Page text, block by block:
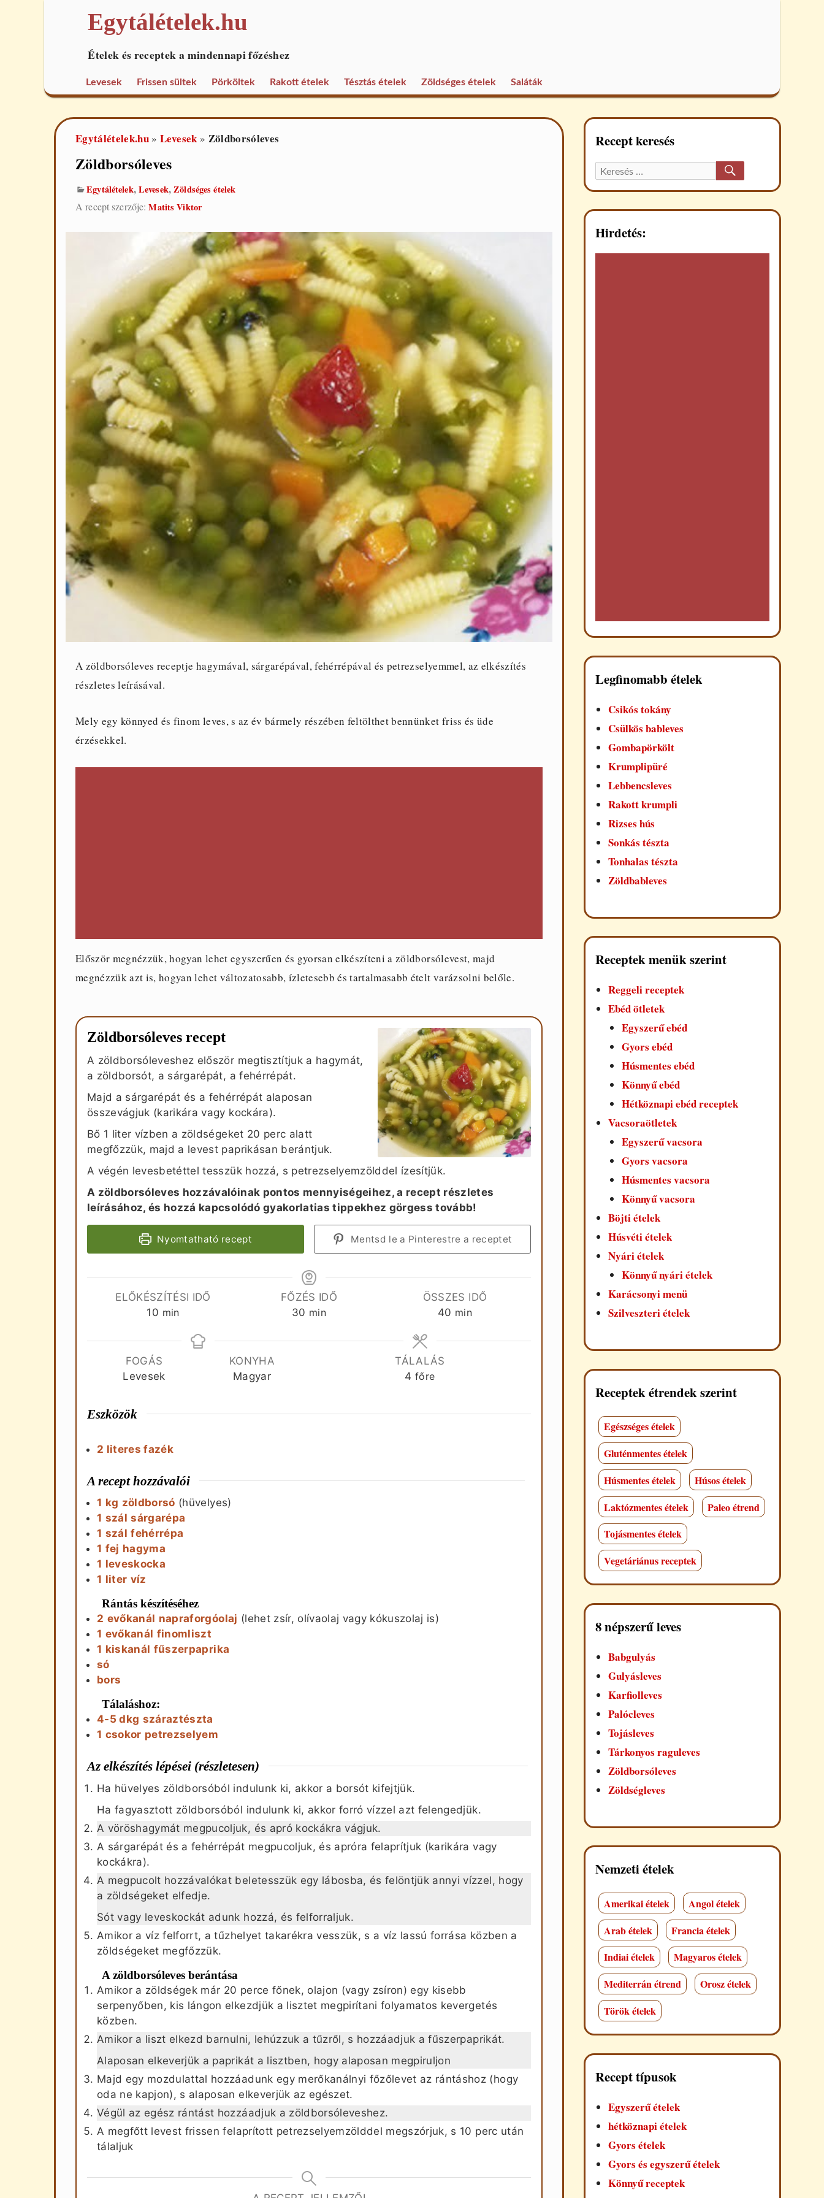
Egytálételek.hu
Ételek és receptek a mindennapi főzéshez
Levesek Frissen sültek Pörköltek Rakott ételek Tésztás ételek Zöldséges ételek Saláták
Egytálételek.hu »Levesek» Zöldborsóleves
Zöldborsóleves
Egytálételek,Levesek,Zöldséges ételek
A recept szerzője:Matits Viktor
A zöldborsóleves receptje hagymával, sárgarépával, fehérrépával és petrezselyemmel, az elkészítés
részletes leírásával.
Mely egy könnyed és finom leves, s az év bármely részében feltölthet bennünket friss és üde
érzésekkel.
Először megnézzük, hogyan lehet egyszerűen és gyorsan elkészíteni a zöldborsólevest, majd
megnézzük azt is, hogyan lehet változatosabb, ízletesebb és tartalmasabb ételt varázsolni belőle.
Zöldborsóleves recept
A zöldborsóleveshez először megtisztítjuk a hagymát,
a zöldborsót, a sárgarépát, a fehérrépát.
Majd a sárgarépát és a fehérrépát alaposan
összevágjuk (karikára vagy kockára).
Bő 1 liter vízben a zöldségeket 20 perc alatt
megfőzzük, majd a levest paprikásan berántjuk.
A végén levesbetéttel tesszük hozzá, s petrezselyemzölddel ízesítjük.
A zöldborsóleves hozzávalóinak pontos mennyiségeihez, a recept részletes
leírásához, és hozzá kapcsolódó gyakorlatias tippekhez görgess tovább!
Nyomtatható recept Mentsd le a Pinterestre a receptet
ELŐKÉSZÍTÉSI IDŐ
10 perc
min
FŐZÉS IDŐ
30 perc
min
ÖSSZES IDŐ
40 perc
min
FOGÁS
Levesek
KONYHA
Magyar
TÁLALÁS
4 főre
Eszközök
2 literes fazék
A recept hozzávalói
1 kg zöldborsó (hüvelyes)
1 szál sárgarépa
1 szál fehérrépa
1 fej hagyma
1 leveskocka
1 liter víz
Rántás készítéséhez
2 evőkanál napraforgóolaj (lehet zsír, olívaolaj vagy kókuszolaj is)
1 evőkanál finomliszt
1 kiskanál fűszerpaprika
só
bors
Tálaláshoz:
4-5dkg száraztészta
1 csokor petrezselyem
Az elkészítés lépései (részletesen)
Ha hüvelyes zöldborsóból indulunk ki, akkor a borsót kifejtjük.
Ha fagyasztott zöldborsóból indulunk ki, akkor forró vízzel azt felengedjük.
A vöröshagymát megpucoljuk, és apró kockákra vágjuk.
A sárgarépát és a fehérrépát megpucoljuk, és apróra felaprítjuk (karikára vagy
kockákra).
A megpucolt hozzávalókat beletesszük egy lábosba, és felöntjük annyi vízzel, hogy
a zöldségeket elfedje.
Sót vagy leveskockát adunk hozzá, és felforraljuk.
Amikor a víz felforrt, a tűzhelyet takarékra vesszük, s a víz lassú forrása közben a
zöldségeket megfőzzük.
A zöldborsóleves berántása
Amikor a zöldségek már 20 perce főnek, olajon (vagy zsíron) egy kisebb
serpenyőben, kis lángon elkezdjük a lisztet megpirítani folyamatos kevergetés
közben.
Amikor a liszt elkezd barnulni, lehúzzuk a tűzről, s hozzáadjuk a fűszerpaprikát.
Alaposan elkeverjük a paprikát a lisztben, hogy alaposan megpiruljon
Majd egy mozdulattal hozzáadunk egy merőkanálnyi főzőlevet az rántáshoz (hogy
oda ne kapjon), s alaposan elkeverjük az egészet.
Végül az egész rántást hozzáadjuk a zöldborsóleveshez.
A megfőtt levest frissen felaprított petrezselyemzölddel megszórjuk, s 10 perc után
tálaljuk
Recept keresés
Keresett
recept:
Hirdetés:
Legfinomabb ételek
Csikós tokány
Csülkös bableves
Gombapörkölt
Krumplipüré
Lebbencsleves
Rakott krumpli
Rizses hús
Sonkás tészta
Tonhalas tészta
Zöldbableves
Receptek menük szerint
Reggeli receptek
Ebéd ötletek
Egyszerű ebéd
Gyors ebéd
Húsmentes ebéd
Könnyű ebéd
Hétköznapi ebéd receptek
Vacsoraötletek
Egyszerű vacsora
Gyors vacsora
Húsmentes vacsora
Könnyű vacsora
Böjti ételek
Húsvéti ételek
Nyári ételek
Könnyű nyári ételek
Karácsonyi menü
Szilveszteri ételek
Receptek étrendek szerint
Egészséges ételek
Gluténmentes ételek
Húsmentes ételek
Húsos ételek
Laktózmentes ételek
Paleo étrend
Tojásmentes ételek
Vegetáriánus receptek
8 népszerű leves
Babgulyás
Gulyásleves
Karfiolleves
Palócleves
Tojásleves
Tárkonyos raguleves
Zöldborsóleves
Zöldségleves
Nemzeti ételek
Amerikai ételek
Angol ételek
Arab ételek
Francia ételek
Indiai ételek
Magyaros ételek
Mediterrán étrend
Orosz ételek
Török ételek
Recept típusok
Egyszerű ételek
hétköznapi ételek
Gyors ételek
Gyors és egyszerű ételek
Könnyű receptek